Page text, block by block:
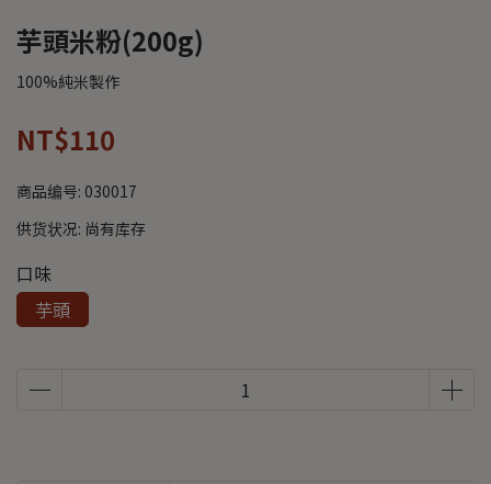
芋頭米粉(200g)
100%純米製作
NT$110
商品编号: 030017
供货状况: 尚有库存
口味
芋頭